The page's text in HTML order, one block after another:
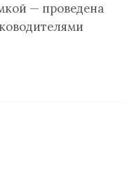
— проведена